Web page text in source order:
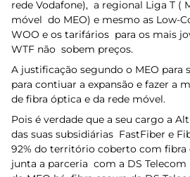
rede Vodafone), a regional Liga T (
móvel do MEO) e mesmo as Low-
WOO e os tarifários para os mais
WTF não sobem preços.
A justificação segundo o MEO para
para contiuar a expansão e fazer a
de fibra óptica e da rede móvel.
Pois é verdade que a seu cargo a
das suas subsidiárias FastFiber e
92% do território coberto com
junta a parceria com a DS